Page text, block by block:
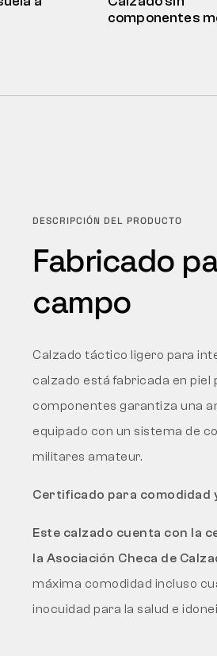
componentes
DESCRIPCIÓN DEL PRODUCTO
Fabricado
campo
Calzado táctico ligero para
calzado está fabricada en piel
componentes garantiza una
equipado con un sistema de
militares amateur.
Certificado para comodidad
Este calzado cuenta con la
la Asociación Checa de
máxima comodidad incluso
inocuidad para la salud e